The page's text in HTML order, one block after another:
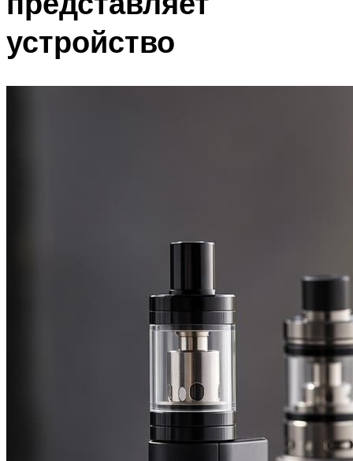
устройство